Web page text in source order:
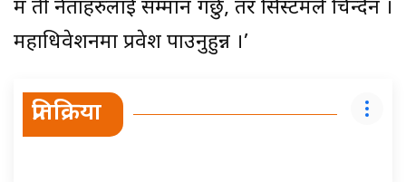
म ती नेताहरुलाई सम्मान गर्छु, तर सिस्टमले चिन्दैन ।
महाधिवेशनमा प्रवेश पाउनुहुन्न ।’
प्रतिक्रिया